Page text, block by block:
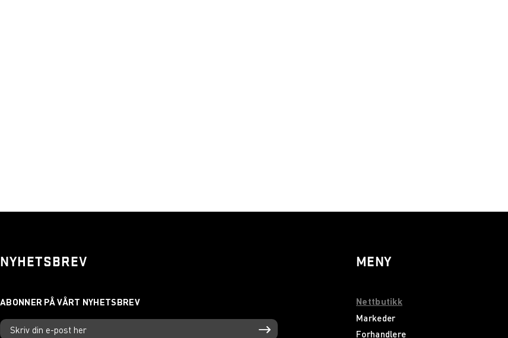
NYHETSBREV MENY
Nettbutikk
Markeder
Forhandlere